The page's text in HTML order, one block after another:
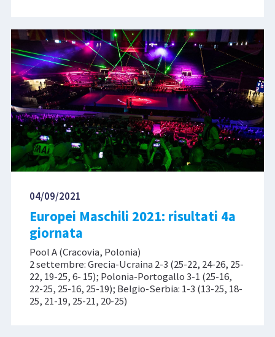
04/09/2021
Europei Maschili 2021: risultati 4a
giornata
Pool A (Cracovia, Polonia)
2 settembre: Grecia-Ucraina 2-3 (25-22, 24-26, 25-
22, 19-25, 6- 15); Polonia-Portogallo 3-1 (25-16,
22-25, 25-16, 25-19); Belgio-Serbia: 1-3 (13-25, 18-
25, 21-19, 25-21, 20-25)